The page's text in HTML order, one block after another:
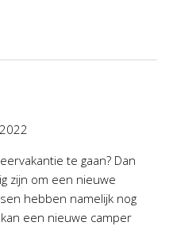
te gaan? Dan
zijn om een nieuwe
hebben namelijk nog
een nieuwe camper